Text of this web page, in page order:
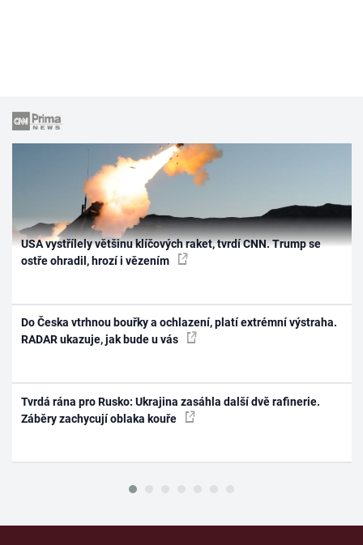
USA vystřílely většinu klíčových raket, tvrdí CNN. Trump se
ostře ohradil, hrozí i vězením
Do Česka vtrhnou bouřky a ochlazení, platí extrémní výstraha.
RADAR ukazuje, jak bude u vás
Tvrdá rána pro Rusko: Ukrajina zasáhla další dvě rafinerie.
Záběry zachycují oblaka kouře